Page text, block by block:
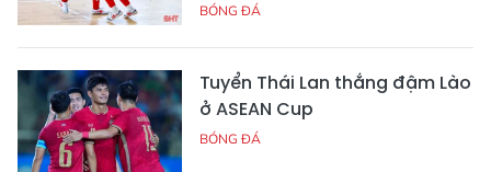
BÓNG ĐÁ
Tuyển Thái Lan thắng đậm Lào
ở ASEAN Cup
BÓNG ĐÁ